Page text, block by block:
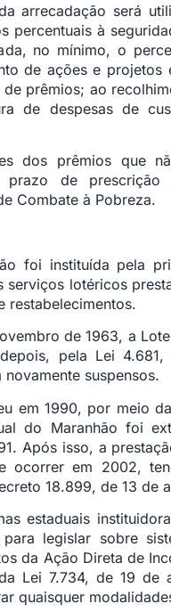
arrecadação será
percentuais à
no mínimo, o
de ações e
prêmios; ao
de despesas de
dos prêmios que
prazo de
Combate à Pobreza.
foi instituída pela
lotéricos
restabelecimentos.
de 1963, a
pela Lei
suspensos.
em 1990, por meio
do Maranhão foi
Após isso, a
ocorrer em 2002,
18.899, de 13 de
estaduais
legislar sobre
da Ação Direta de
Lei 7.734, de 19
quaisquer